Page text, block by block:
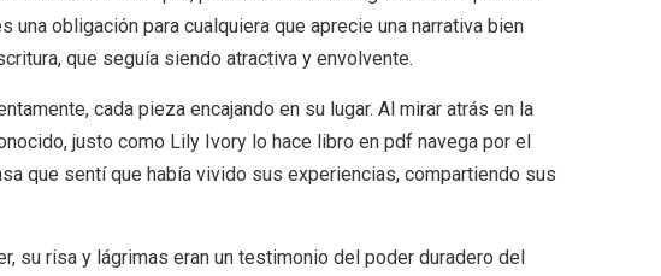
obligación para cualquiera que aprecie una narrativa bien
que seguía siendo atractiva y envolvente.
cada pieza encajando en su lugar. Al mirar atrás en la
justo como Lily Ivory lo hace libro en pdf navega por el
que sentí que había vivido sus experiencias, compartiendo sus
su risa y lágrimas eran un testimonio del poder duradero del